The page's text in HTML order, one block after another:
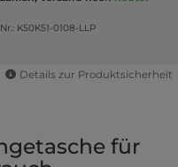
K50K51-0108-LLP
Details zur Produktsicherheit
für